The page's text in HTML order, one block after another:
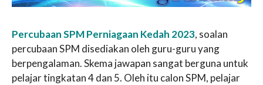
Percubaan SPM Perniagaan Kedah 2023, soalan
percubaan SPM disediakan oleh guru-guru yang
berpengalaman. Skema jawapan sangat berguna untuk
pelajar tingkatan 4 dan 5. Oleh itu calon SPM, pelajar